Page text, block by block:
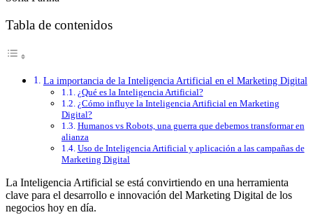
Tabla de contenidos
La importancia de la Inteligencia Artificial en el Marketing Digital
¿Qué es la Inteligencia Artificial?
¿Cómo influye la Inteligencia Artificial en Marketing
Digital?
Humanos vs Robots, una guerra que debemos transformar en
alianza
Uso de Inteligencia Artificial y aplicación a las campañas de
Marketing Digital
La Inteligencia Artificial se está convirtiendo en una herramienta
clave para el desarrollo e innovación del Marketing Digital de los
negocios hoy en día.